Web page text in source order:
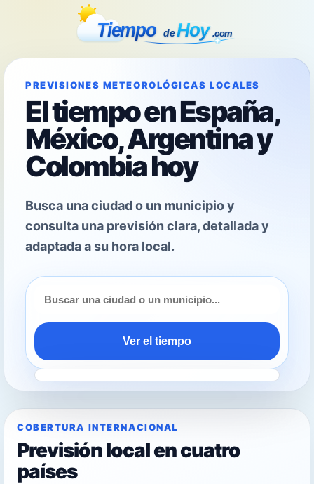
PREVISIONES METEOROLÓGICAS LOCALES
El tiempo en España,
México, Argentina y
Colombia hoy
Busca una ciudad o un municipio y
consulta una previsión clara, detallada y
adaptada a su hora local.
Ver el tiempo
COBERTURA INTERNACIONAL
Previsión local en cuatro
países